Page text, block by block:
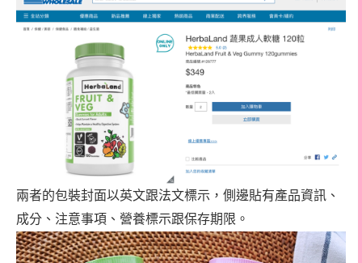
兩者的包裝封面以英文跟法文標示，側邊貼有產品資訊、
成分、注意事項、營養標示跟保存期限。